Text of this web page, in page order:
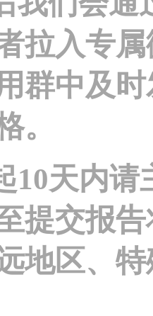
拉入专
群中及
。
10天内
提交报
地区、